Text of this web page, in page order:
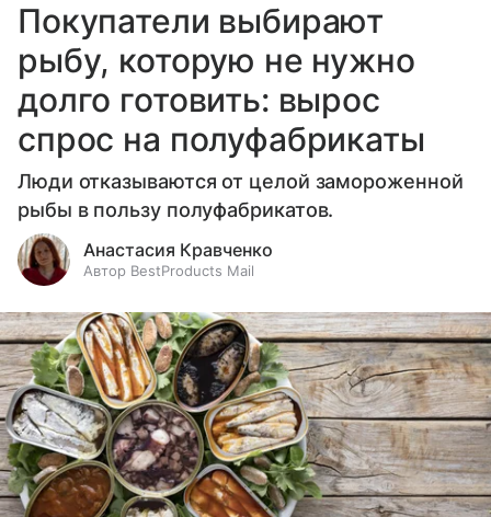
Покупатели выбирают
рыбу, которую не нужно
долго готовить: вырос
спрос на полуфабрикаты
Люди отказываются от целой замороженной
рыбы в пользу полуфабрикатов.
Анастасия Кравченко
Автор BestProducts Mail